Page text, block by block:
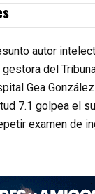
autor
del
Gea
7.1 golpea el
examen de